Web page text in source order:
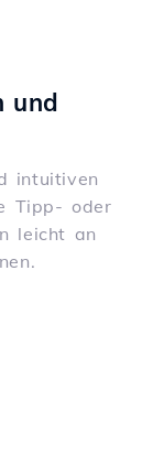
und
intuitiven
Tipp- oder
leicht an